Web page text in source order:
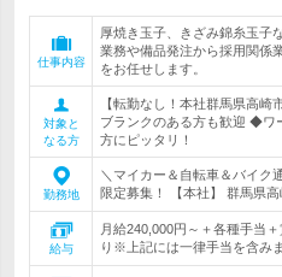
仕事内容
厚焼き玉子、きざみ錦糸玉子
業務や備品発注から採用関係
をお任せします。
対象と
なる方
【転勤なし！本社群馬県高
ブランクのある方も歓迎 ◆ワ
方にピッタリ！
勤務地
＼マイカー＆自転車＆バイク
限定募集！ 【本社】 群馬県高
給与
月給240,000円～＋各種手当
り※上記には一律手当を含み